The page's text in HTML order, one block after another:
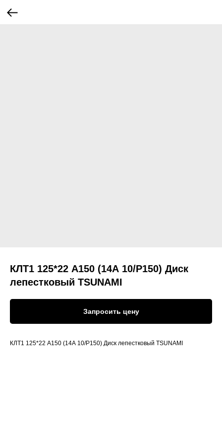
КЛТ1 125*22 A150 (14А 10/Р150) Диск
лепестковый TSUNAMI
Запросить цену
КЛТ1 125*22 A150 (14А 10/Р150) Диск лепестковый TSUNAMI